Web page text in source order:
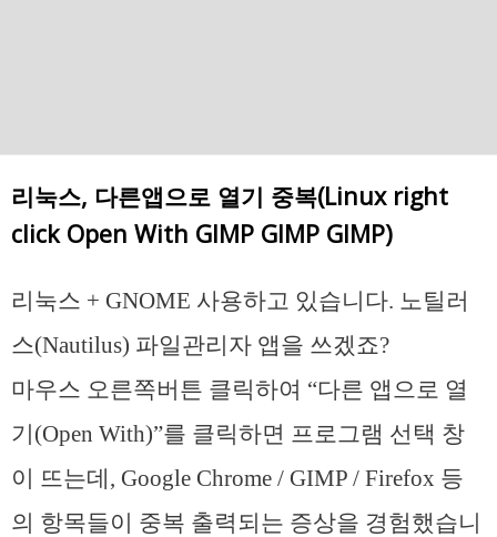
리눅스, 다른앱으로 열기 중복(Linux right
click Open With GIMP GIMP GIMP)
리눅스 + GNOME 사용하고 있습니다. 노틸러
스(Nautilus) 파일관리자 앱을 쓰겠죠?
마우스 오른쪽버튼 클릭하여 “다른 앱으로 열
기(Open With)”를 클릭하면 프로그램 선택 창
이 뜨는데, Google Chrome / GIMP / Firefox 등
의 항목들이 중복 출력되는 증상을 경험했습니